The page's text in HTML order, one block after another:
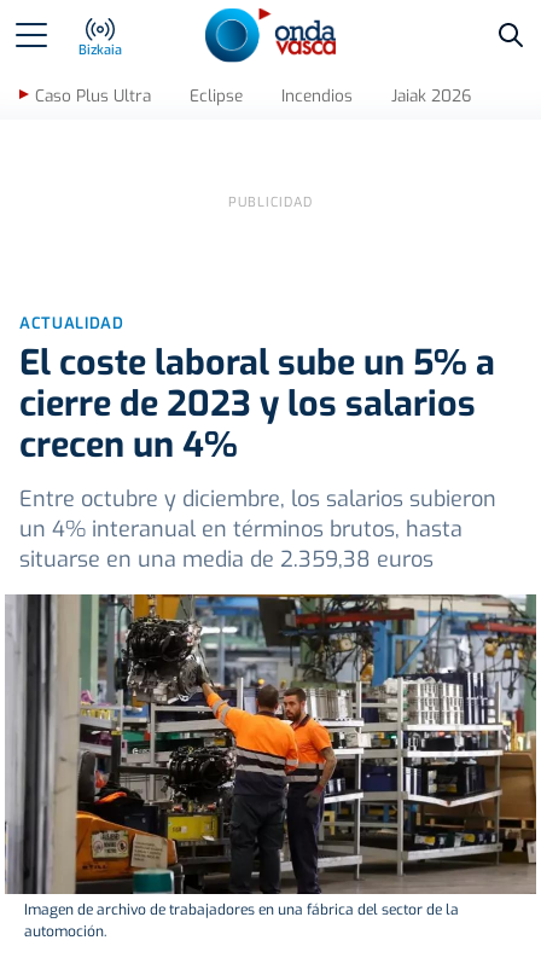
Bizkaia
Caso Plus Ultra Eclipse Incendios Jaiak 2026
ACTUALIDAD
El coste laboral sube un 5% a
cierre de 2023 y los salarios
crecen un 4%
Entre octubre y diciembre, los salarios subieron
un 4% interanual en términos brutos, hasta
situarse en una media de 2.359,38 euros
Imagen de archivo de trabajadores en una fábrica del sector de la
automoción.